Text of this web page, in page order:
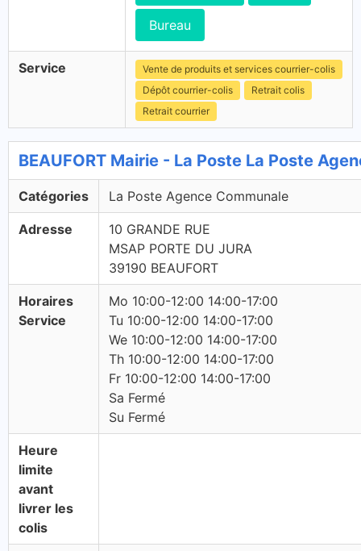
Bureau
Service
Vente de produits et services courrier-colis
Dépôt courrier-colis
Retrait colis
Retrait courrier
BEAUFORT Mairie - La Poste La Poste
Catégories La Poste Agence Communale
Adresse
10 GRANDE RUE
MSAP PORTE DU JURA
39190 BEAUFORT
Horaires
Service
Mo 10:00-12:00 14:00-17:00
Tu 10:00-12:00 14:00-17:00
We 10:00-12:00 14:00-17:00
Th 10:00-12:00 14:00-17:00
Fr 10:00-12:00 14:00-17:00
Sa Fermé
Su Fermé
Heure
limite
avant
livrer les
colis